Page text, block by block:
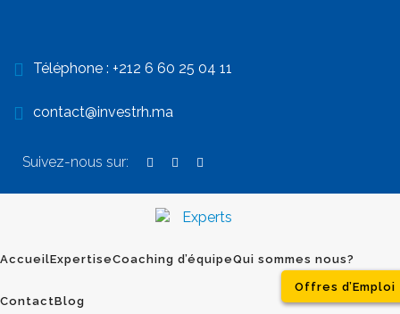
Téléphone : +212 6 60 25 04 11
contact@investrh.ma
Suivez-nous sur:
AccueilExpertiseCoaching d’équipeQui sommes nous?
ContactBlog
Offres d’Emploi